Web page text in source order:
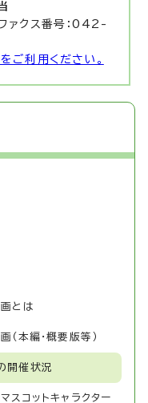
クス番号：042-
ご利用ください。
とは
（本編・概要版等）
開催状況
スコットキャラクター